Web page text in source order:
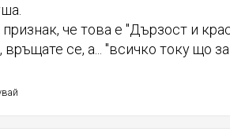
че това е "Дързост и
връщате се, а... "всичко току що